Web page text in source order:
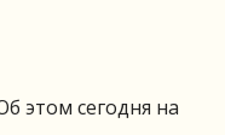
этом сегодня на